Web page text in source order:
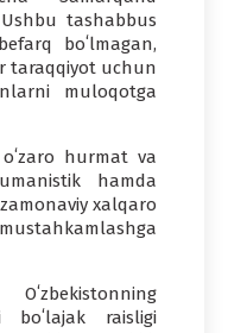
tashabbus
boʻlmagan,
taraqqiyot uchun
muloqotga
hurmat va
hamda
xalqaro
boʻlajak raisligi